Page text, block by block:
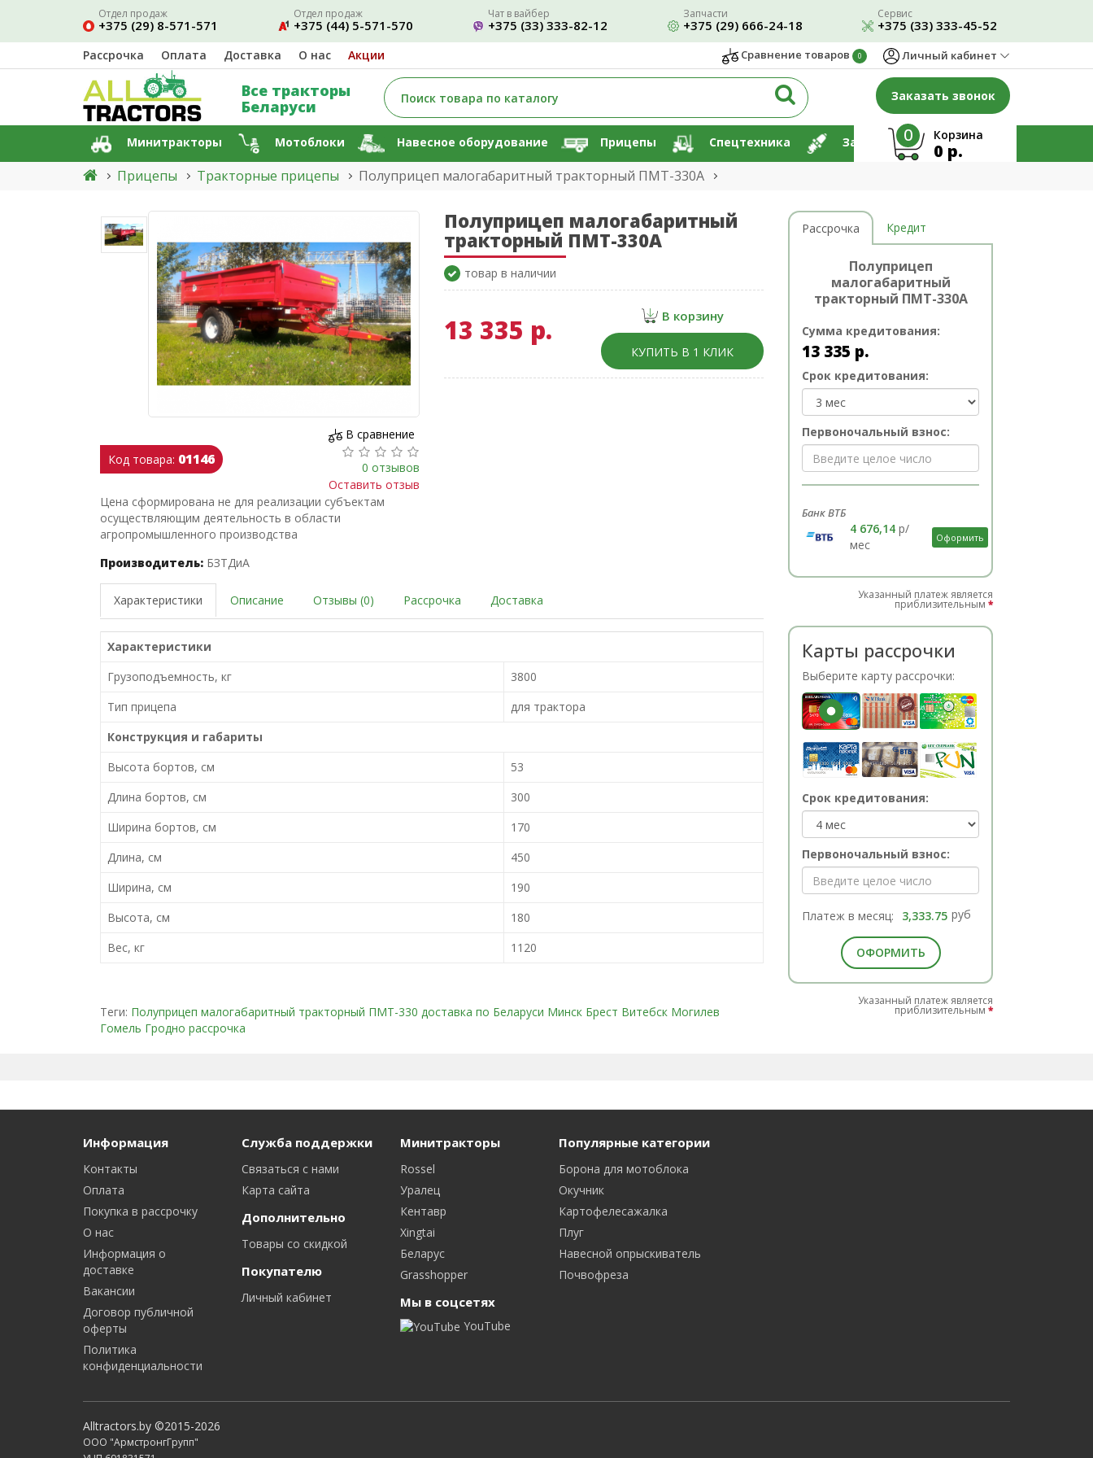
Отдел продаж
+375 (29) 8-571-571
Отдел продаж
+375 (44) 5-571-570
Чат в вайбер
+375 (33) 333-82-12
Запчасти
+375 (29) 666-24-18
Сервис
+375 (33) 333-45-52
Рассрочка Оплата Доставка О нас Акции Сравнение товаров 0 Личный кабинет
Все тракторы
Беларуси
Заказать звонок
Корзина
0
0 р.
Минитракторы Мотоблоки Навесное оборудование Прицепы Спецтехника Запчасти Ремонт
Прицепы Тракторные прицепы Полуприцеп малогабаритный тракторный ПМТ-330А
Код товара: 01146
В сравнение
0 отзывов
Оставить отзыв
Цена сформирована не для реализации субъектам
осуществляющим деятельность в области
агропромышленного производства
Полуприцеп малогабаритный
тракторный ПМТ-330А
товар в наличии
13 335 р. В корзину
КУПИТЬ В 1 КЛИК
Производитель: БЗТДиА
Характеристики Описание Отзывы (0) Рассрочка Доставка
Характеристики
Грузоподъемность, кг
3800
Тип прицепа
для трактора
Конструкция и габариты
Высота бортов, см
53
Длина бортов, см
300
Ширина бортов, см
170
Длина, см
450
Ширина, см
190
Высота, см
180
Вес, кг
1120
Теги: Полуприцеп малогабаритный тракторный ПМТ-330 доставка по Беларуси Минск Брест Витебск Могилев
Гомель Гродно рассрочка
Рассрочка Кредит
Полуприцеп
малогабаритный
тракторный ПМТ-330А
Сумма кредитования:
13 335 р.
Срок кредитования:
Первоночальный взнос:
Банк ВТБ
4 676,14 р/
мес
Оформить
Указанный платеж является
приблизительным*
Карты рассрочки
Выберите карту рассрочки:
Срок кредитования:
Первоночальный взнос:
Платеж в месяц: 3,333.75 руб
ОФОРМИТЬ
Указанный платеж является
приблизительным*
Информация
Контакты
Оплата
Покупка в рассрочку
О нас
Информация о
доставке
Вакансии
Договор публичной
оферты
Политика
конфиденциальности
Служба поддержки
Связаться с нами
Карта сайта
Дополнительно
Товары со скидкой
Покупателю
Личный кабинет
Минитракторы
Rossel
Уралец
Кентавр
Xingtai
Беларус
Grasshopper
Популярные категории
Борона для мотоблока
Окучник
Картофелесажалка
Плуг
Навесной опрыскиватель
Почвофреза
Мы в соцсетях
YouTube
Alltractors.by ©2015-2026
ООО "АрмстронгГрупп"